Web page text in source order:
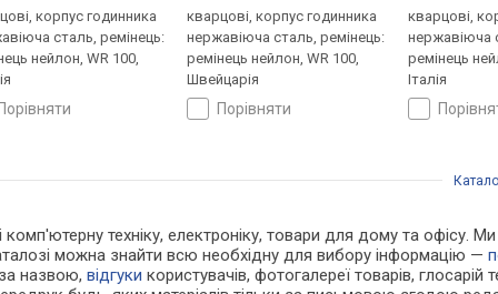
корпус годинника
сталь, ремінець:
нейлон, WR 100,
порівняти
кварцові, корпус годинника
нержавіюча сталь, ремінець:
ремінець нейлон, WR 100,
Швейцарія
порівняти
кварцові,
нержавіюча
ремінець
Італія
комп'ютерну техніку, електроніку, товари для дому та офісу.
можна знайти всю необхідну для вибору інформацію —
назвою,відгуки користувачів, фотогалереї товарів, глосарій